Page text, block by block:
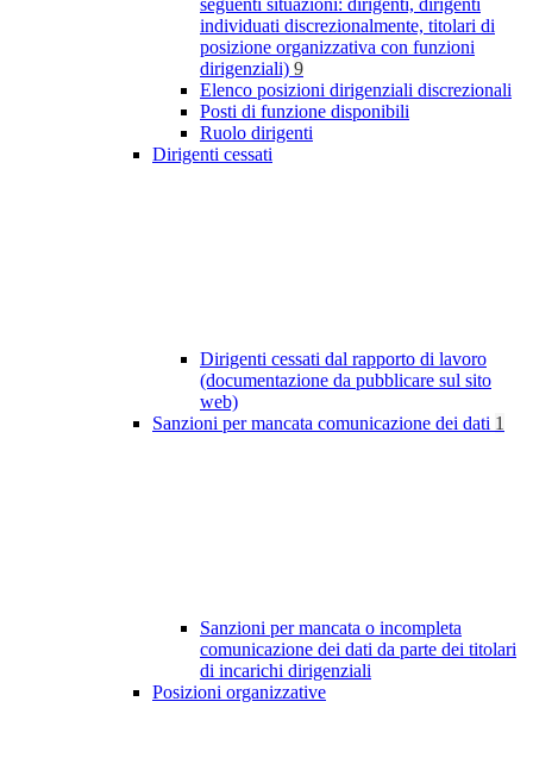
seguenti situazioni: dirigenti, dirigenti
individuati discrezionalmente, titolari di
posizione organizzativa con funzioni
dirigenziali) 9
Elenco posizioni dirigenziali discrezionali
Posti di funzione disponibili
Ruolo dirigenti
Dirigenti cessati
Dirigenti cessati dal rapporto di lavoro
(documentazione da pubblicare sul sito
web)
Sanzioni per mancata comunicazione dei dati 1
Sanzioni per mancata o incompleta
comunicazione dei dati da parte dei titolari
di incarichi dirigenziali
Posizioni organizzative